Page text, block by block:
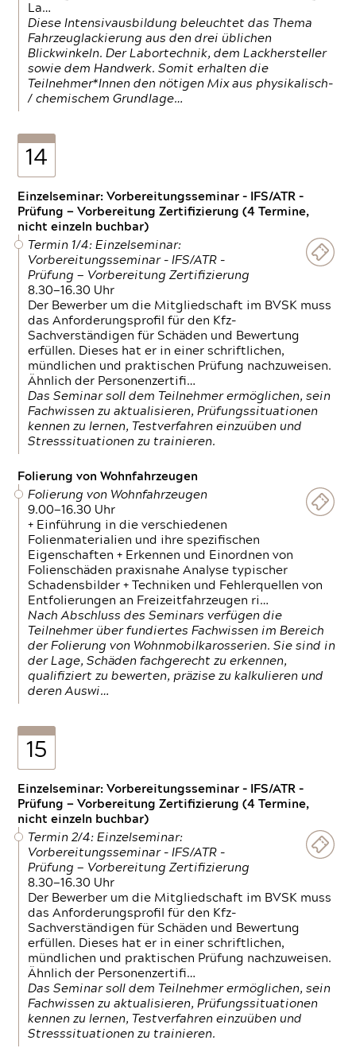
La…
Diese Intensivausbildung beleuchtet das Thema
Fahrzeuglackierung aus den drei üblichen
Blickwinkeln. Der Labortechnik, dem Lackhersteller
sowie dem Handwerk. Somit erhalten die
Teilnehmer*Innen den nötigen Mix aus physikalisch-
/ chemischem Grundlage…
14
Einzelseminar: Vorbereitungsseminar - IFS/ATR -
Prüfung — Vorbereitung Zertifizierung (4 Termine,
nicht einzeln buchbar)
Termin 1/4: Einzelseminar:
Vorbereitungsseminar - IFS/ATR -
Prüfung — Vorbereitung Zertifizierung
8.30—16.30 Uhr
Der Bewerber um die Mitgliedschaft im BVSK muss
das Anforderungsprofil für den Kfz-
Sachverständigen für Schäden und Bewertung
erfüllen. Dieses hat er in einer schriftlichen,
mündlichen und praktischen Prüfung nachzuweisen.
Ähnlich der Personenzertifi…
Das Seminar soll dem Teilnehmer ermöglichen, sein
Fachwissen zu aktualisieren, Prüfungssituationen
kennen zu lernen, Testverfahren einzuüben und
Stresssituationen zu trainieren.
Folierung von Wohnfahrzeugen
Folierung von Wohnfahrzeugen
9.00—16.30 Uhr
+ Einführung in die verschiedenen
Folienmaterialien und ihre spezifischen
Eigenschaften + Erkennen und Einordnen von
Folienschäden praxisnahe Analyse typischer
Schadensbilder + Techniken und Fehlerquellen von
Entfolierungen an Freizeitfahrzeugen ri…
Nach Abschluss des Seminars verfügen die
Teilnehmer über fundiertes Fachwissen im Bereich
der Folierung von Wohnmobilkarosserien. Sie sind in
der Lage, Schäden fachgerecht zu erkennen,
qualifiziert zu bewerten, präzise zu kalkulieren und
deren Auswi…
15
Einzelseminar: Vorbereitungsseminar - IFS/ATR -
Prüfung — Vorbereitung Zertifizierung (4 Termine,
nicht einzeln buchbar)
Termin 2/4: Einzelseminar:
Vorbereitungsseminar - IFS/ATR -
Prüfung — Vorbereitung Zertifizierung
8.30—16.30 Uhr
Der Bewerber um die Mitgliedschaft im BVSK muss
das Anforderungsprofil für den Kfz-
Sachverständigen für Schäden und Bewertung
erfüllen. Dieses hat er in einer schriftlichen,
mündlichen und praktischen Prüfung nachzuweisen.
Ähnlich der Personenzertifi…
Das Seminar soll dem Teilnehmer ermöglichen, sein
Fachwissen zu aktualisieren, Prüfungssituationen
kennen zu lernen, Testverfahren einzuüben und
Stresssituationen zu trainieren.